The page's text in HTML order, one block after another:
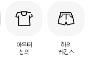
아우터
상의
하의
레깅스